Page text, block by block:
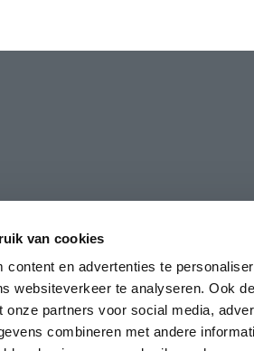
van cookies
content en advertenties te
websiteverkeer te analyseren. Ook
onze partners voor social media,
combineren met andere